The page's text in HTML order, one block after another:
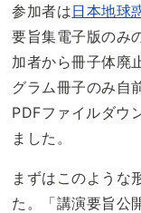
参加者は日本地球
要旨集電子版のみ
加者から冊子体廃
グラム冊子のみ自
PDFファイルダウ
ました。
まずはこのような
た。「講演要旨公